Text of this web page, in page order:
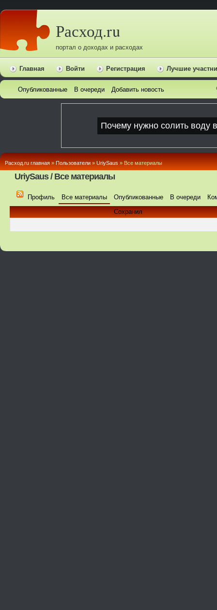
Расход.ru
портал о доходах и расходах
Главная Войти Регистрация Лучшие
Опубликованные В очереди Добавить новость
Расход.ru главная » Пользователи » UriySaus » Все материалы
UriySaus / Все материалы
Профиль Все материалы Опубликованные В очереди
Сохранил